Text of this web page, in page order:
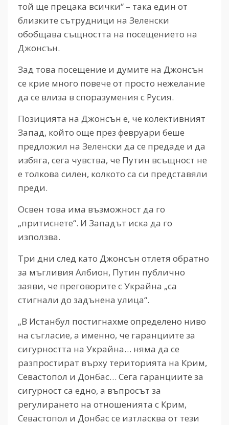
той ще прецака всички“ – така един от
близките сътрудници на Зеленски
обобщава същността на посещението на
Джонсън.
Зад това посещение и думите на Джонсън
се крие много повече от просто нежелание
да се влиза в споразумения с Русия.
Позицията на Джонсън е, че колективният
Запад, който още през февруари беше
предложил на Зеленски да се предаде и да
избяга, сега чувства, че Путин всъщност не
е толкова силен, колкото са си представяли
преди.
Освен това има възможност да го
„притиснете“. И Западът иска да го
използва.
Три дни след като Джонсън отлетя обратно
за мъгливия Албион, Путин публично
заяви, че преговорите с Украйна „са
стигнали до задънена улица“.
„В Истанбул постигнахме определено ниво
на съгласие, а именно, че гаранциите за
сигурността на Украйна… няма да се
разпростират върху територията на Крим,
Севастопол и Донбас… Сега гаранциите за
сигурност са едно, а въпросът за
регулирането на отношенията с Крим,
Севастопол и Донбас се изтласква от тези